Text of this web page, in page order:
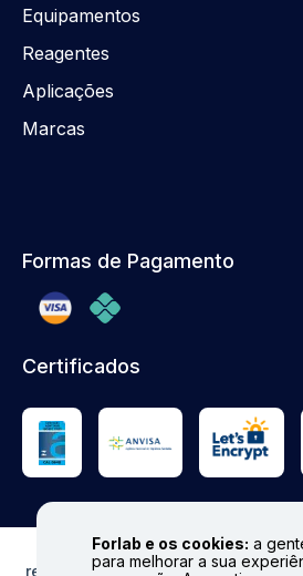
Forlab e os cookies: a
para melhorar a sua
Equipamentos
Reagentes
Aplicações
Marcas
Formas de Pagamento
Certificados
© FORLAB - Todos os direitos
reprodução total ou parcial.